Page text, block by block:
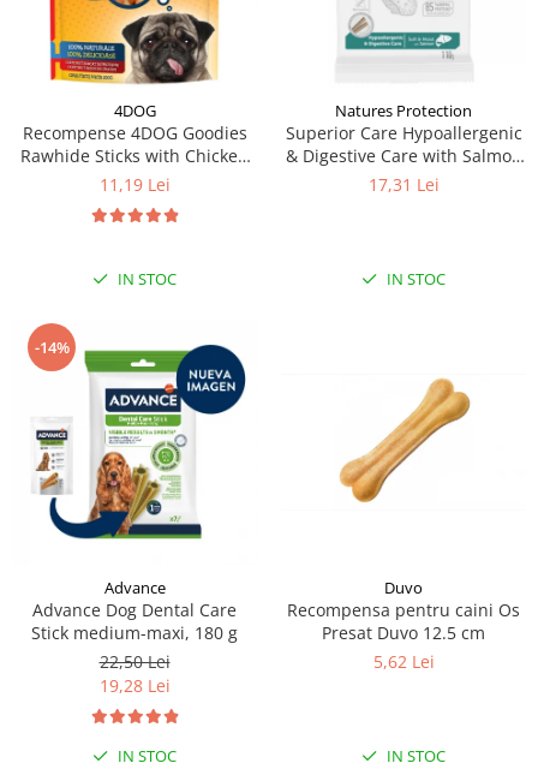
4DOG
Recompense 4DOG Goodies
Rawhide Sticks with Chicken
100g
11,19 Lei
IN STOC
Natures Protection
Superior Care Hypoallergenic
& Digestive Care with Salmon
(110g)
17,31 Lei
IN STOC
-14%
Advance
Advance Dog Dental Care
Stick medium-maxi, 180 g
22,50 Lei
19,28 Lei
IN STOC
Duvo
Recompensa pentru caini Os
Presat Duvo 12.5 cm
5,62 Lei
IN STOC